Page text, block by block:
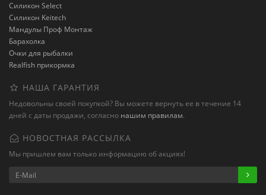
Силикон Select
Силикон Keitech
Мандулы Проф Монтаж
Барахолка
Очки для рыбалки
Realfish прикормка
НАША ГАРАНТИЯ
Недовольны своей покупкой? Вы можете вернуть ее в течение 14
дней с даты продажи, согласно нашим правилам.
НОВОСТНАЯ РАССЫЛКА
Мы пришлем вам только информацию об акциях!